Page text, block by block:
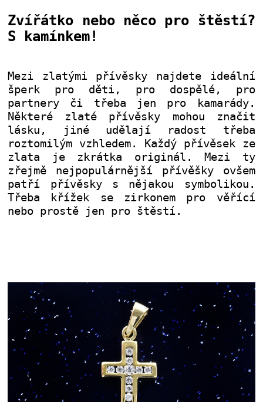
Zvířátko nebo něco pro štěstí?
S kamínkem!
Mezi zlatými přívěsky najdete ideální
šperk pro děti, pro dospělé, pro
partnery či třeba jen pro kamarády.
Některé zlaté přívěsky mohou značit
lásku, jiné udělají radost třeba
roztomilým vzhledem. Každý přívěsek ze
zlata je zkrátka originál. Mezi ty
zřejmě nejpopulárnější přívěšky ovšem
patří přívěsky s nějakou symbolikou.
Třeba křížek se zirkonem pro věřící
nebo prostě jen pro štěstí.